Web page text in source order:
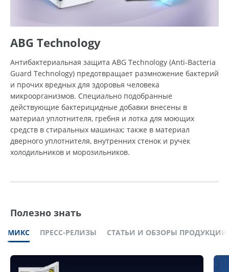
ABG Technology
Антибактериальная защита ABG Technology (Anti-Bacteria
Guard Technology) предотвращает размножение бактерий
и прочих вредных для здоровья человека
микроорганизмов. Специально подобранные
действующие бактерицидные добавки внесены в
материал уплотнителя, гребня и лотка для моющих
средств в стиральных машинах; также в материал
дверного уплотнителя, внутренних стенок и ручек
холодильников и морозильников.
Полезно знать
МИКС ПРЕСС-РЕЛИЗЫ СТАТЬИ И ОБЗОРЫ ПРОДУКЦИИ